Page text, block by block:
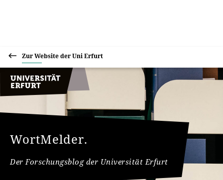
Zur Website der Uni Erfurt
WortMelder.
Der Forschungsblog der Universität Erfurt